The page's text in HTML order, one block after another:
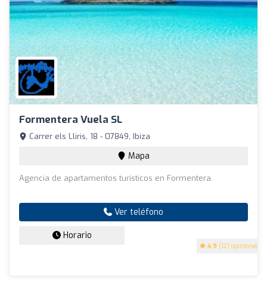
Formentera Vuela SL
4.9 (121 opiniones)
Carrer els Lliris, 18 - 07849, Ibiza
Mapa
Agencia de apartamentos turísticos en Formentera.
Ver teléfono
Horario